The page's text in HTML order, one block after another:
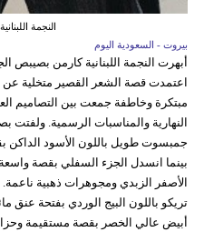
النجمة
بيروت - السعودية اليوم
أبهرت النجمة اللبنانية كارمن بصيبص
اعتمدت قصة الشعر القصير متخلية عن
مبتكرة وخاطفة جمعت بين التصاميم
النهارية والمناسبات الرسمية. ولفتت
جمبسوت طويل باللون الأسود الداكن
بينما انسدل الجزء السفلي بقصة
الأصفر الزبدي ومجوهرات ذهبية
تريكو باللون البيج الوردي بفتحة
أبيض عالي الخصر بقصة مستقيمة